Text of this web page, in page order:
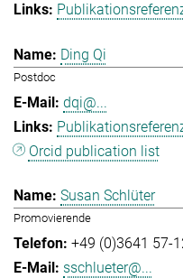
Ding Qi
Postdoc
dqi@...
Orcid publication list
Susan Schlüter
Promovierende
+49 (0)3641 57-
sschlueter@...